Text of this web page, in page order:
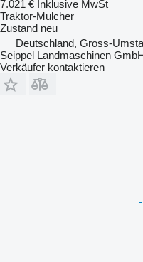
7.021 € Inklusive MwSt
Traktor-Mulcher
Zustand neu
Deutschland, Gross-
Seippel Landmaschinen
Verkäufer kontaktieren